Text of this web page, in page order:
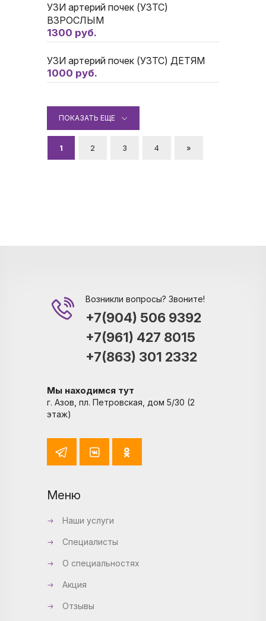
УЗИ артерий почек (УЗТС)
ВЗРОСЛЫМ
1300 руб.
УЗИ артерий почек (УЗТС) ДЕТЯМ
1000 руб.
ПОКАЗАТЬ ЕЩЕ
1 2 3 4 »
Возникли вопросы? Звоните!
+7(904) 506 9392
+7(961) 427 8015
+7(863) 301 2332
Мы находимся тут
г. Азов, пл. Петровская, дом 5/30 (2
этаж)
Меню
Наши услуги
Специалисты
О специальностях
Акция
Отзывы